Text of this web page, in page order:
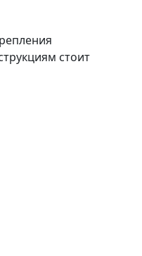
стоит